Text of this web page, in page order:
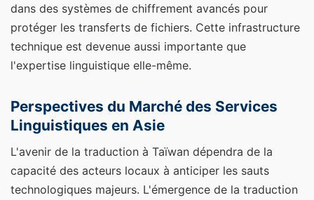
dans des systèmes de chiffrement avancés pour
protéger les transferts de fichiers. Cette infrastructure
technique est devenue aussi importante que
l'expertise linguistique elle-même.
Perspectives du Marché des Services
Linguistiques en Asie
L'avenir de la traduction à Taïwan dépendra de la
capacité des acteurs locaux à anticiper les sauts
technologiques majeurs. L'émergence de la traduction